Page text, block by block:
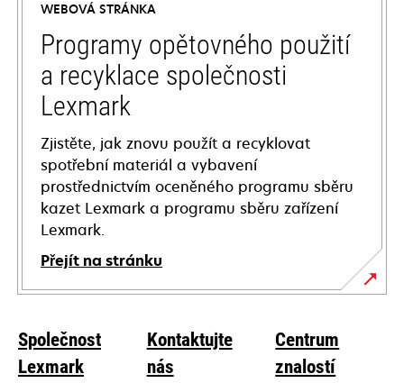
new
tab
WEBOVÁ STRÁNKA
Programy opětovného použití
a recyklace společnosti
Lexmark
Zjistěte, jak znovu použít a recyklovat
spotřební materiál a vybavení
prostřednictvím oceněného programu sběru
kazet Lexmark a programu sběru zařízení
Lexmark.
Přejít na stránku
Společnost
Lexmark
Kontaktujte
nás
Centrum
znalostí